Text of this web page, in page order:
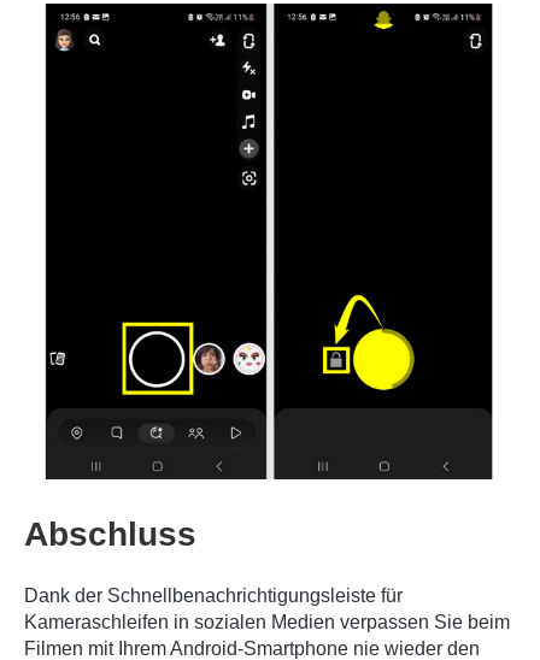
Abschluss
Dank der Schnellbenachrichtigungsleiste für
Kameraschleifen in sozialen Medien verpassen Sie beim
Filmen mit Ihrem Android-Smartphone nie wieder den